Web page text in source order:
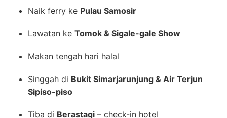
Naik ferry ke Pulau Samosir
Lawatan ke Tomok & Sigale-gale Show
Makan tengah hari halal
Singgah di Bukit Simarjarunjung & Air Terjun
Sipiso-piso
Tiba di Berastagi – check-in hotel